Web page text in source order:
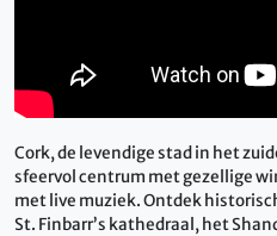
Cork, de levendige stad in het
sfeervol centrum met gezellige
met live muziek. Ontdek
St. Finbarr’s kathedraal, het